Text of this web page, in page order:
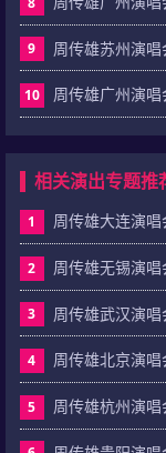
9 周传雄苏州演唱
10 周传雄广州演唱
相关演出专题推
1 周传雄大连演
2 周传雄无锡演
3 周传雄武汉演
4 周传雄北京演
5 周传雄杭州演